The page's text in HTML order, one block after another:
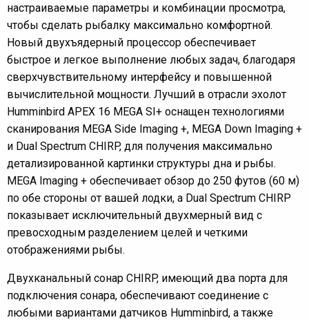
настраиваемые параметры и комбинации просмотра,
чтобы сделать рыбалку максимально комфортной.
Новый двухъядерный процессор обеспечивает
быстрое и легкое выполнение любых задач, благодаря
сверхчувствительному интерфейсу и повышенной
вычислительной мощности. Лучший в отрасли эхолот
Humminbird APEX 16 MEGA SI+ оснащен технологиями
сканирования MEGA Side Imaging +, MEGA Down Imaging +
и Dual Spectrum CHIRP, для получения максимально
детализированной картинки структуры дна и рыбы.
MEGA Imaging + обеспечивает обзор до 250 футов (60 м)
по обе стороны от вашей лодки, а Dual Spectrum CHIRP
показывает исключительный двухмерный вид с
превосходным разделением целей и четкими
отображениями рыбы.
Двухканальный сонар CHIRP, имеющий два порта для
подключения сонара, обеспечивают соединение с
любыми вариантами датчиков Humminbird, а также